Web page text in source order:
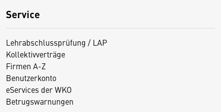
Service
Lehrabschlussprüfung / LAP
Kollektivverträge
Firmen A-Z
Benutzerkonto
eServices der WKO
Betrugswarnungen